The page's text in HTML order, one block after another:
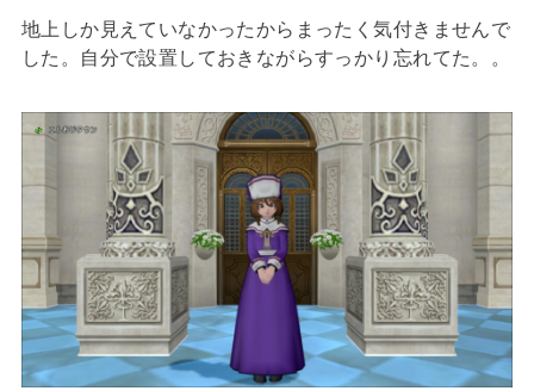
地上しか見えていなかったからまったく気付きませんで
した。自分で設置しておきながらすっかり忘れてた。。